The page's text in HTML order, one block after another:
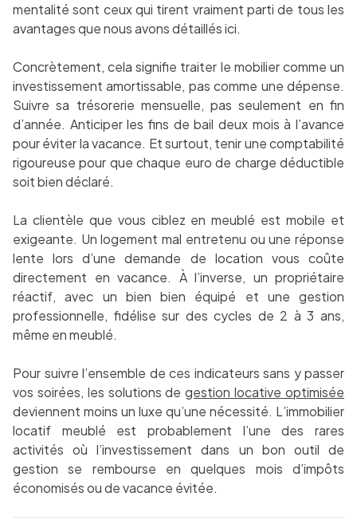
mentalité sont ceux qui tirent vraiment parti de tous les
avantages que nous avons détaillés ici.
Concrètement, cela signifie traiter le mobilier comme un
investissement amortissable, pas comme une dépense.
Suivre sa trésorerie mensuelle, pas seulement en fin
d’année. Anticiper les fins de bail deux mois à l’avance
pour éviter la vacance. Et surtout, tenir une comptabilité
rigoureuse pour que chaque euro de charge déductible
soit bien déclaré.
La clientèle que vous ciblez en meublé est mobile et
exigeante. Un logement mal entretenu ou une réponse
lente lors d’une demande de location vous coûte
directement en vacance. À l’inverse, un propriétaire
réactif, avec un bien bien équipé et une gestion
professionnelle, fidélise sur des cycles de 2 à 3 ans,
même en meublé.
Pour suivre l’ensemble de ces indicateurs sans y passer
vos soirées, les solutions degestion locative optimisée
deviennent moins un luxe qu’une nécessité. L’immobilier
locatif meublé est probablement l’une des rares
activités où l’investissement dans un bon outil de
gestion se rembourse en quelques mois d’impôts
économisés ou de vacance évitée.